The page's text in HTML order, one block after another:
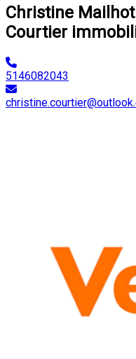
Christine Mailhot
Courtier
5146082043